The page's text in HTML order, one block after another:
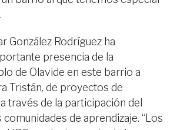
González Rodríguez ha
presencia de la
de Olavide en este barrio a
Tristán, de proyectos de
través de la participación del
comunidades de aprendizaje. “Los